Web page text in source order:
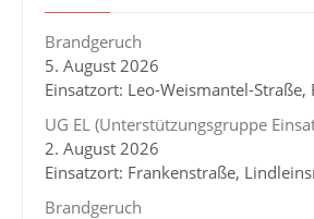
Brandgeruch
5. August 2026
Einsatzort: Leo-Weismantel-Straße,
UG EL (Unterstützungsgruppe
2. August 2026
Einsatzort: Frankenstraße,
Brandgeruch